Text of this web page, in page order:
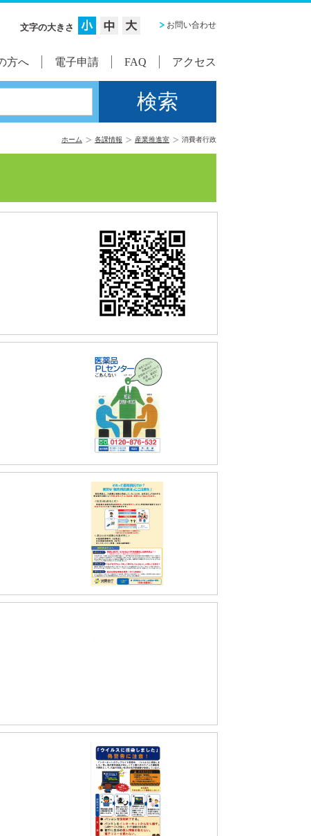
お問い合わせ
文字の大きさ
方へ 電子申請 FAQ アクセス
ホーム 各課情報 産業推進室 消費者行政